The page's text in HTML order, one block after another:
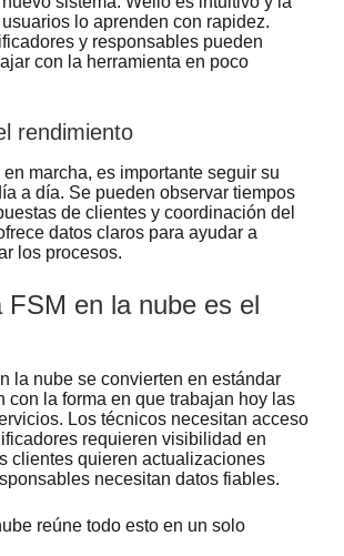
lo aprenden con rapidez.
y responsables pueden
con la herramienta en poco
rendimiento
marcha, es importante seguir su
a día. Se pueden observar tiempos
de clientes y coordinación del
datos claros para ayudar a
los procesos.
FSM en la nube es el
la nube se convierten en estándar
con la forma en que trabajan hoy las
Los técnicos necesitan acceso
requieren visibilidad en
clientes quieren actualizaciones
necesitan datos fiables.
reúne todo esto en un solo